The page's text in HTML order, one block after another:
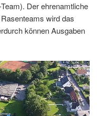
Der ehrenamtliche
wird das
können Ausgaben